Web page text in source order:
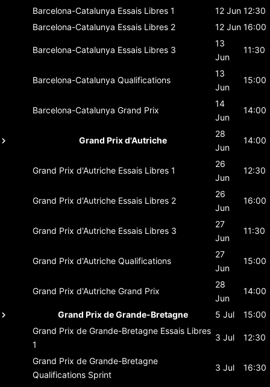
Barcelona-Catalunya Essais Libres 1 12 Jun 12:30
Barcelona-Catalunya Essais Libres 2 12 Jun 16:00
Barcelona-Catalunya Essais Libres 3
13
Jun
11:30
Barcelona-Catalunya Qualifications
13
Jun
15:00
Barcelona-Catalunya Grand Prix
14
Jun
14:00
Grand Prix d'Autriche
28
Jun
14:00
Grand Prix d'Autriche Essais Libres 1
26
Jun
12:30
Grand Prix d'Autriche Essais Libres 2
26
Jun
16:00
Grand Prix d'Autriche Essais Libres 3
27
Jun
11:30
Grand Prix d'Autriche Qualifications
27
Jun
15:00
Grand Prix d'Autriche Grand Prix
28
Jun
14:00
Grand Prix de Grande-Bretagne 5 Jul
15:00
Grand Prix de Grande-Bretagne Essais Libres
1
3 Jul 12:30
Grand Prix de Grande-Bretagne
Qualifications Sprint
3 Jul 16:30